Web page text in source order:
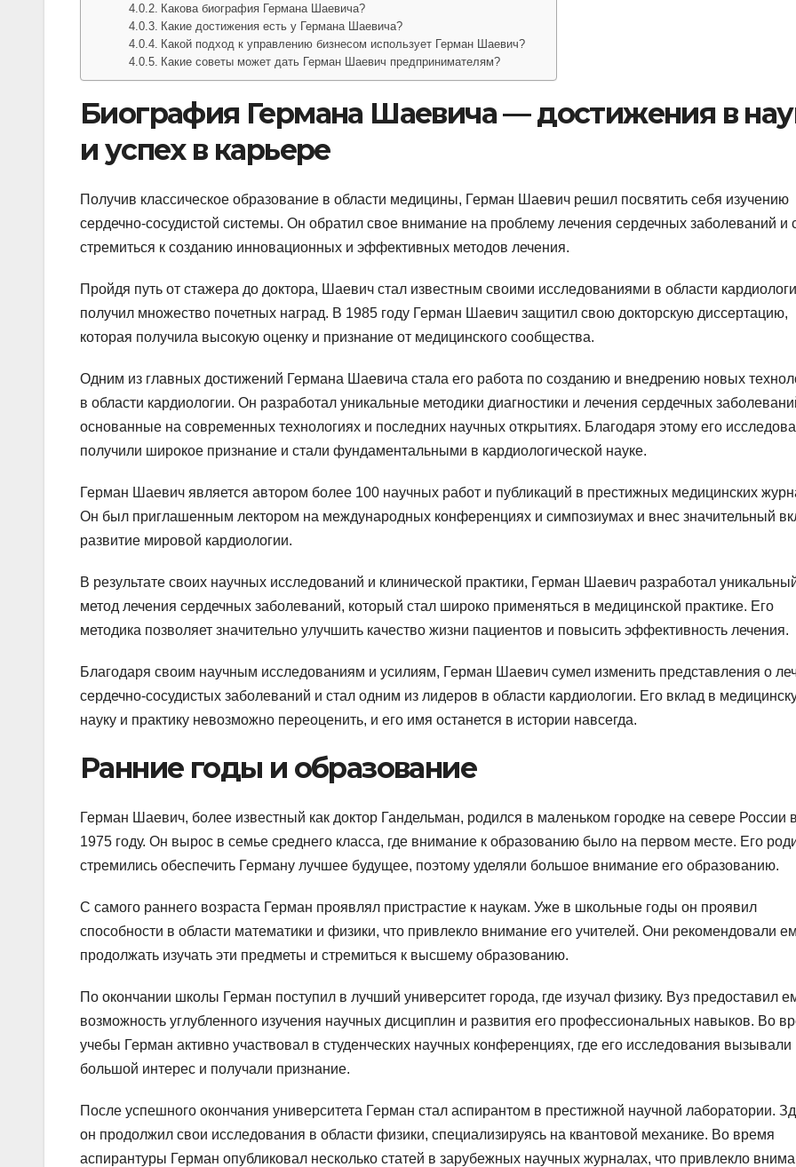
Какова биография Германа Шаевича?
Какие достижения есть у Германа Шаевича?
Какой подход к управлению бизнесом использует Герман Шаевич?
Какие советы может дать Герман Шаевич предпринимателям?
Биография Германа Шаевича — достижения в
и успех в карьере
Получив классическое образование в области медицины, Герман Шаевич решил посвятить себя изучению
сердечно-сосудистой системы. Он обратил свое внимание на проблему лечения сердечных заболеваний и
стремиться к созданию инновационных и эффективных методов лечения.
Пройдя путь от стажера до доктора, Шаевич стал известным своими исследованиями в области
получил множество почетных наград. В 1985 году Герман Шаевич защитил свою докторскую диссертацию,
которая получила высокую оценку и признание от медицинского сообщества.
Одним из главных достижений Германа Шаевича стала его работа по созданию и внедрению новых
в области кардиологии. Он разработал уникальные методики диагностики и лечения сердечных
основанные на современных технологиях и последних научных открытиях. Благодаря этому его
получили широкое признание и стали фундаментальными в кардиологической науке.
Герман Шаевич является автором более 100 научных работ и публикаций в престижных медицинских
Он был приглашенным лектором на международных конференциях и симпозиумах и внес значительный
развитие мировой кардиологии.
В результате своих научных исследований и клинической практики, Герман Шаевич разработал
метод лечения сердечных заболеваний, который стал широко применяться в медицинской практике. Его
методика позволяет значительно улучшить качество жизни пациентов и повысить эффективность лечения.
Благодаря своим научным исследованиям и усилиям, Герман Шаевич сумел изменить представления о
сердечно-сосудистых заболеваний и стал одним из лидеров в области кардиологии. Его вклад в
науку и практику невозможно переоценить, и его имя останется в истории навсегда.
Ранние годы и образование
Герман Шаевич, более известный как доктор Гандельман, родился в маленьком городке на севере России в
1975 году. Он вырос в семье среднего класса, где внимание к образованию было на первом месте. Его
стремились обеспечить Герману лучшее будущее, поэтому уделяли большое внимание его образованию.
С самого раннего возраста Герман проявлял пристрастие к наукам. Уже в школьные годы он проявил
способности в области математики и физики, что привлекло внимание его учителей. Они рекомендовали
продолжать изучать эти предметы и стремиться к высшему образованию.
По окончании школы Герман поступил в лучший университет города, где изучал физику. Вуз предоставил
возможность углубленного изучения научных дисциплин и развития его профессиональных навыков. Во
учебы Герман активно участвовал в студенческих научных конференциях, где его исследования вызывали
большой интерес и получали признание.
После успешного окончания университета Герман стал аспирантом в престижной научной лаборатории.
он продолжил свои исследования в области физики, специализируясь на квантовой механике. Во время
аспирантуры Герман опубликовал несколько статей в зарубежных научных журналах, что привлекло